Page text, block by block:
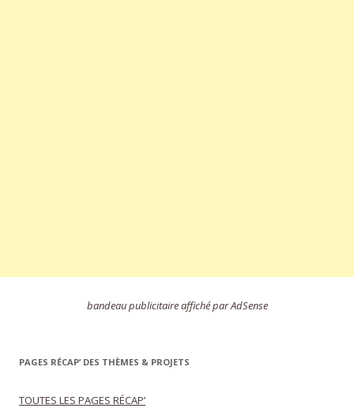
bandeau publicitaire affiché par AdSense
PAGES RÉCAP’ DES THÈMES & PROJETS
TOUTES LES PAGES RÉCAP’